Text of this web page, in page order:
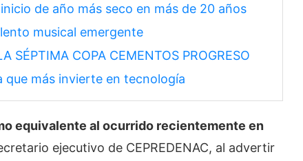
de año más seco en más de 20 años
musical emergente
SÉPTIMA COPA CEMENTOS PROGRESO
que más invierte en tecnología
equivalente al ocurrido recientemente en
ejecutivo de CEPREDENAC, al advertir